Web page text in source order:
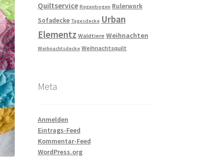
Quiltservice Regenbogen Rulerwork
Sofadecke Tagesdecke Urban
Elementz Waldtiere Weihnachten
Weihnachtsdecke Weihnachtsquilt
Meta
Anmelden
Eintrags-Feed
Kommentar-Feed
WordPress.org